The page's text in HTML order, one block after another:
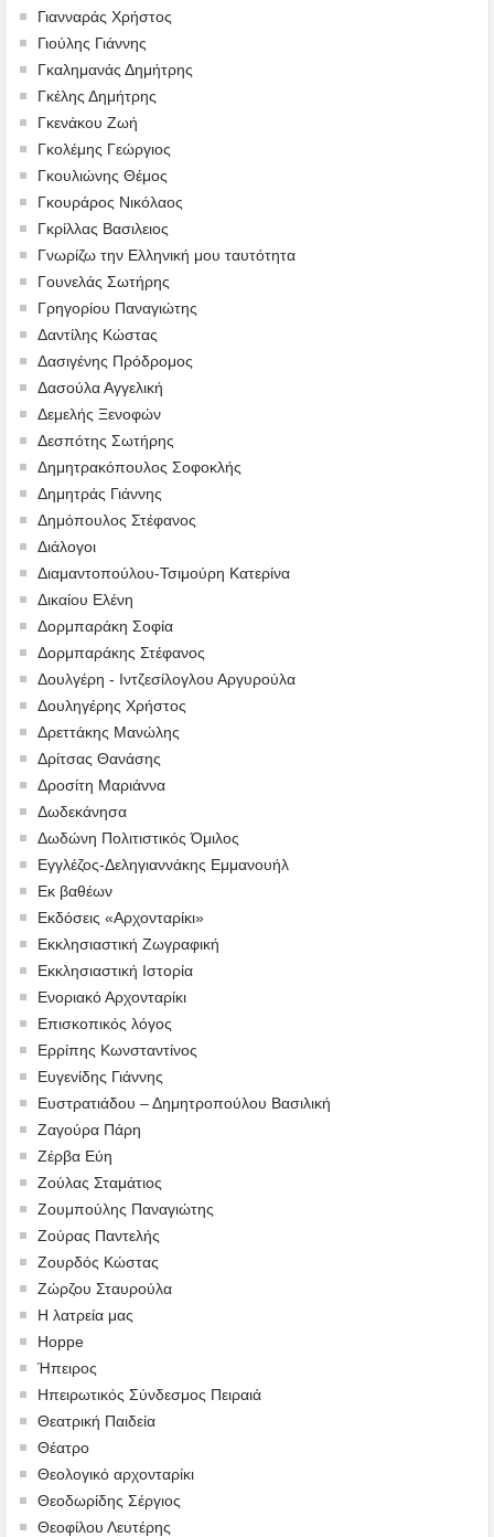
Γιανναράς Χρήστος
Γιούλης Γιάννης
Γκαλημανάς Δημήτρης
Γκέλης Δημήτρης
Γκενάκου Ζωή
Γκολέμης Γεώργιος
Γκουλιώνης Θέμος
Γκουράρος Νικόλαος
Γκρίλλας Βασιλειος
Γνωρίζω την Ελληνική μου ταυτότητα
Γουνελάς Σωτήρης
Γρηγορίου Παναγιώτης
Δαντίλης Κώστας
Δασιγένης Πρόδρομος
Δασούλα Αγγελική
Δεμελής Ξενοφών
Δεσπότης Σωτήρης
Δημητρακόπουλος Σοφοκλής
Δημητράς Γιάννης
Δημόπουλος Στέφανος
Διάλογοι
Διαμαντοπούλου-Τσιμούρη Κατερίνα
Δικαίου Ελένη
Δορμπαράκη Σοφία
Δορμπαράκης Στέφανος
Δουλγέρη - Ιντζεσίλογλου Αργυρούλα
Δουληγέρης Χρήστος
Δρεττάκης Μανώλης
Δρίτσας Θανάσης
Δροσίτη Μαριάννα
Δωδεκάνησα
Δωδώνη Πολιτιστικός Όμιλος
Εγγλέζος-Δεληγιαννάκης Εμμανουήλ
Εκ βαθέων
Εκδόσεις «Αρχονταρίκι»
Εκκλησιαστική Ζωγραφική
Εκκλησιαστική Ιστορία
Ενοριακό Αρχονταρίκι
Επισκοπικός λόγος
Ερρίπης Κωνσταντίνος
Ευγενίδης Γιάννης
Ευστρατιάδου – Δημητροπούλου Βασιλική
Ζαγούρα Πάρη
Ζέρβα Εύη
Ζούλας Σταμάτιος
Ζουμπούλης Παναγιώτης
Ζούρας Παντελής
Ζουρδός Κώστας
Ζώρζου Σταυρούλα
Η λατρεία μας
Hoppe
Ήπειρος
Ηπειρωτικός Σύνδεσμος Πειραιά
Θεατρική Παιδεία
Θέατρο
Θεολογικό αρχονταρίκι
Θεοδωρίδης Σέργιος
Θεοφίλου Λευτέρης